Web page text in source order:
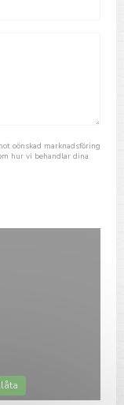
oönskad marknadsföring
hur vi behandlar dina